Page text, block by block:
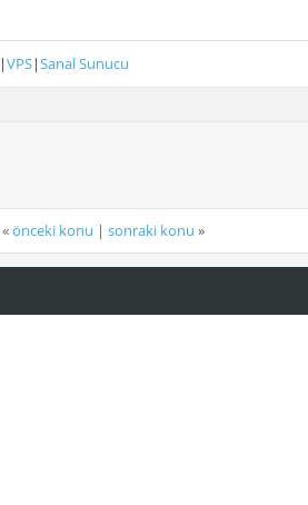
|VPS|Sanal Sunucu
«önceki konu | sonraki konu »